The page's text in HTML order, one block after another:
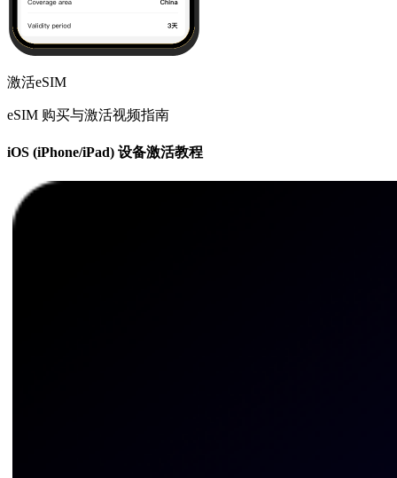
激活eSIM
eSIM 购买与激活视频指南
iOS (iPhone/iPad) 设备激活教程